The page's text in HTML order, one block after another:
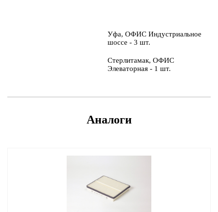
Уфа, ОФИС Индустриальное
шоссе - 3 шт.
Стерлитамак, ОФИС
Элеваторная - 1 шт.
Аналоги